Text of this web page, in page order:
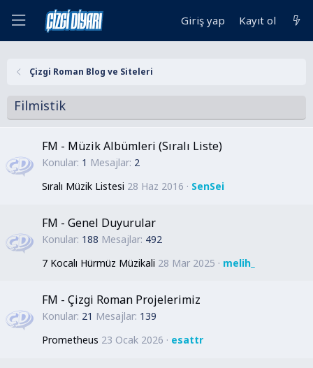
Giriş yap Kayıt ol
Çizgi Roman Blog ve Siteleri
Filmistik
FM - Müzik Albümleri (Sıralı Liste)
Konular 1 Mesajlar 2
Sıralı Müzik Listesi 28 Haz 2016 SenSei
FM - Genel Duyurular
Konular 188 Mesajlar 492
7 Kocalı Hürmüz Müzikali 28 Mar 2025 melih_
FM - Çizgi Roman Projelerimiz
Konular 21 Mesajlar 139
Prometheus 23 Ocak 2026 esattr